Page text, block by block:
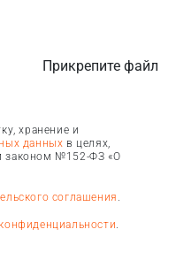
Прикрепите файл
хранение и
данных в целях,
законом №152-ФЗ «О
соглашения .
.